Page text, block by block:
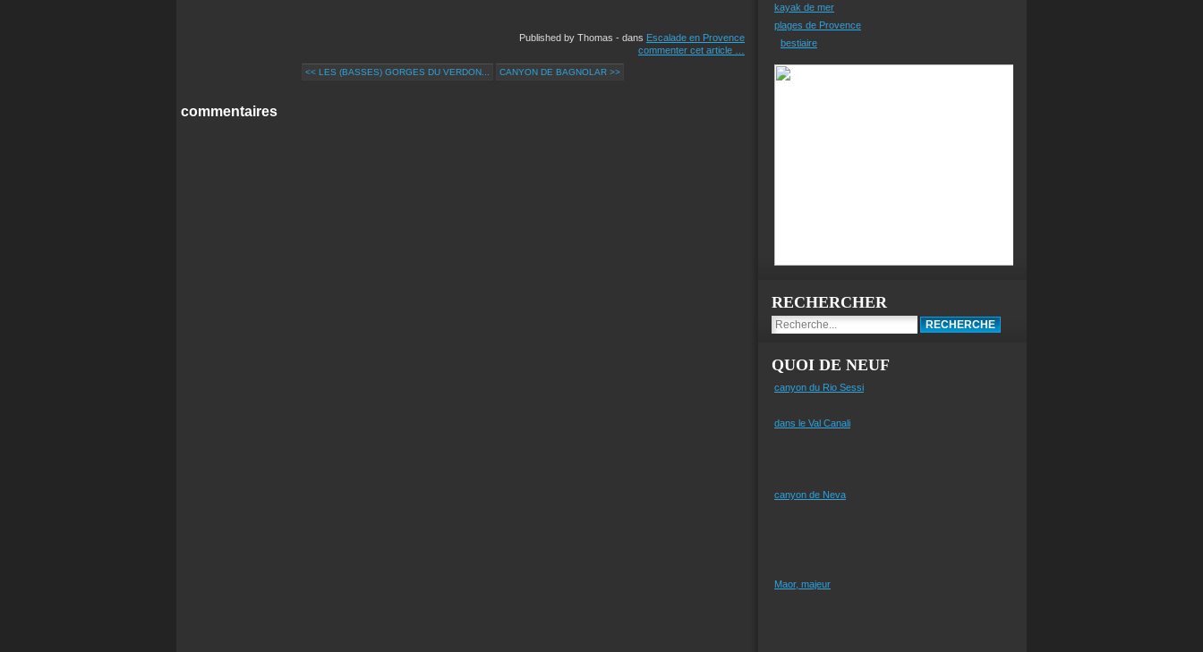
Published by Thomas - dans Escalade en Provence
commenter cet article
<< LES (BASSES) GORGES DU VERDON... CANYON DE BAGNOLAR >>
commentaires
kayak de mer
plages de Provence
bestiaire
RECHERCHER
QUOI DE NEUF
canyon du Rio Sessi
dans le Val Canali
canyon de Neva
Maor, majeur